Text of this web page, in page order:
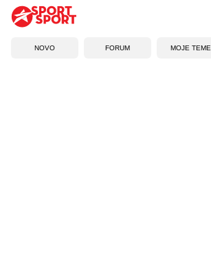
NOVO FORUM MOJE TEME